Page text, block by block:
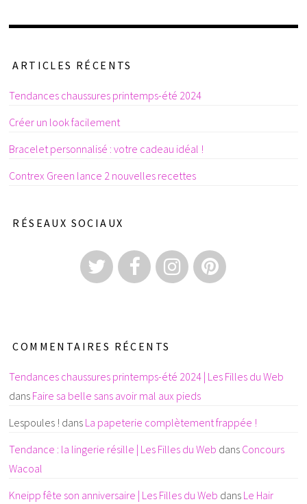
ARTICLES RÉCENTS
Tendances chaussures printemps-été 2024
Créer un look facilement
Bracelet personnalisé : votre cadeau idéal !
Contrex Green lance 2 nouvelles recettes
RÉSEAUX SOCIAUX
COMMENTAIRES RÉCENTS
Tendances chaussures printemps-été 2024 | Les Filles du Web
dans Faire sa belle sans avoir mal aux pieds
Lespoules ! dans La papeterie complètement frappée !
Tendance : la lingerie résille | Les Filles du Web dans Concours
Wacoal
Kneipp fête son anniversaire | Les Filles du Web dans Le Hair